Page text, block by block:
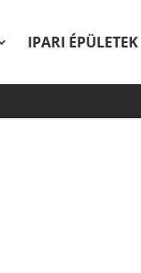
IPARI ÉPÜLETEK